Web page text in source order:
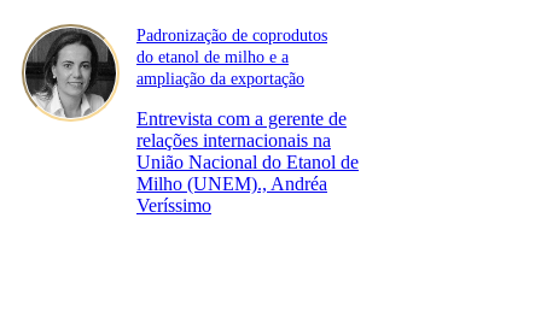
Padronização de coprodutos
do etanol de milho e a
ampliação da exportação
Entrevista com a gerente de
relações internacionais na
União Nacional do Etanol de
Milho (UNEM)., Andréa
Veríssimo